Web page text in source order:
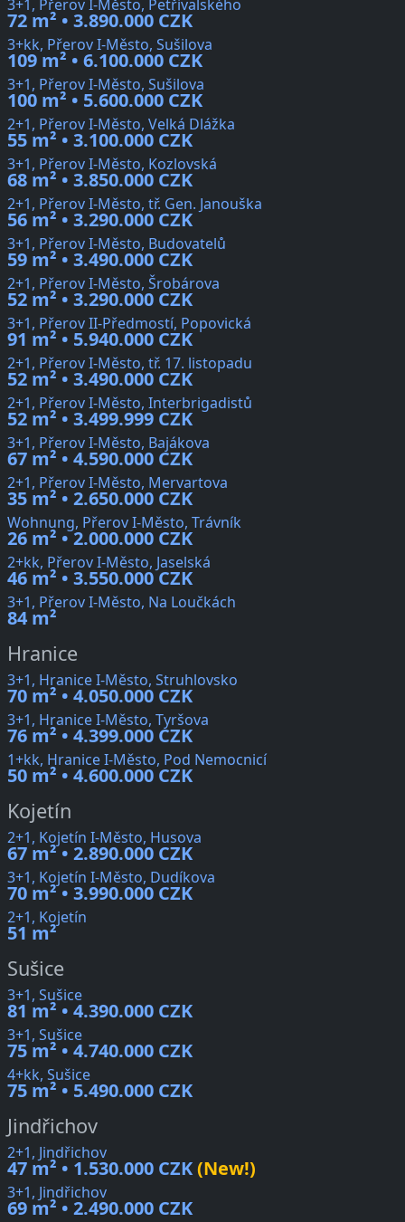
3+1, Přerov I-Město, Petřivalského
72 m² • 3.890.000 CZK
3+kk, Přerov I-Město, Sušilova
109 m² • 6.100.000 CZK
3+1, Přerov I-Město, Sušilova
100 m² • 5.600.000 CZK
2+1, Přerov I-Město, Velká Dlážka
55 m² • 3.100.000 CZK
3+1, Přerov I-Město, Kozlovská
68 m² • 3.850.000 CZK
2+1, Přerov I-Město, tř. Gen. Janouška
56 m² • 3.290.000 CZK
3+1, Přerov I-Město, Budovatelů
59 m² • 3.490.000 CZK
2+1, Přerov I-Město, Šrobárova
52 m² • 3.290.000 CZK
3+1, Přerov II-Předmostí, Popovická
91 m² • 5.940.000 CZK
2+1, Přerov I-Město, tř. 17. listopadu
52 m² • 3.490.000 CZK
2+1, Přerov I-Město, Interbrigadistů
52 m² • 3.499.999 CZK
3+1, Přerov I-Město, Bajákova
67 m² • 4.590.000 CZK
2+1, Přerov I-Město, Mervartova
35 m² • 2.650.000 CZK
Wohnung, Přerov I-Město, Trávník
26 m² • 2.000.000 CZK
2+kk, Přerov I-Město, Jaselská
46 m² • 3.550.000 CZK
3+1, Přerov I-Město, Na Loučkách
84 m²
Hranice
3+1, Hranice I-Město, Struhlovsko
70 m² • 4.050.000 CZK
3+1, Hranice I-Město, Tyršova
76 m² • 4.399.000 CZK
1+kk, Hranice I-Město, Pod Nemocnicí
50 m² • 4.600.000 CZK
Kojetín
2+1, Kojetín I-Město, Husova
67 m² • 2.890.000 CZK
3+1, Kojetín I-Město, Dudíkova
70 m² • 3.990.000 CZK
2+1, Kojetín
51 m²
Sušice
3+1, Sušice
81 m² • 4.390.000 CZK
3+1, Sušice
75 m² • 4.740.000 CZK
4+kk, Sušice
75 m² • 5.490.000 CZK
Jindřichov
2+1, Jindřichov
47 m² • 1.530.000 CZK(New!)
3+1, Jindřichov
69 m² • 2.490.000 CZK